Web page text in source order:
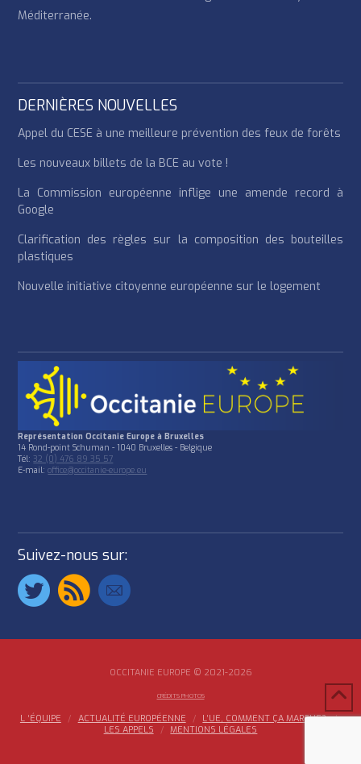
Méditerranée.
DERNIÈRES NOUVELLES
Appel du CESE à une meilleure prévention des feux de forêts
Les nouveaux billets de la BCE au vote !
La Commission européenne inflige une amende record à
Google
Clarification des règles sur la composition des bouteilles
plastiques
Nouvelle initiative citoyenne européenne sur le logement
Représentation Occitanie Europe à Bruxelles
14 Rond-point Schuman - 1040 Bruxelles - Belgique
Tél:32 (0) 476 89 35 57
E-mail:office@occitanie-europe.eu
Suivez-nous sur:
OCCITANIE EUROPE © 2021-2026
CRÉDITS PHOTOS
L ‘ÉQUIPE ACTUALITÉ EUROPÉENNE
L’UE, COMMENT ÇA MARCHE?
LES APPELS
MENTIONS LÉGALES